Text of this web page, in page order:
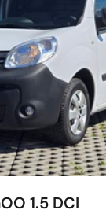
1.5 DCI